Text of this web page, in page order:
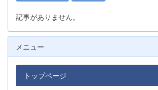
記事がありません。
メニュー
トップページ